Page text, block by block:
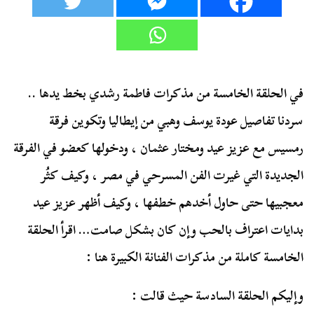
في الحلقة الخامسة من مذكرات فاطمة رشدي بخط يدها ..
سردنا تفاصيل عودة يوسف وهبي من إيطاليا وتكوين فرقة
رمسيس مع عزيز عيد ومختار عثمان ، ودخولها كعضو في الفرقة
الجديدة التي غيرت الفن المسرحي في مصر ، وكيف كثُر
معجبيها حتى حاول أخدهم خطفها ، وكيف أظهر عزيز عيد
بدايات اعتراف بالحب وإن كان بشكل صامت… اقرأ الحلقة
الخامسة كاملة من مذكرات الفنانة الكبيرة هنا :
وإليكم الحلقة السادسة حيث قالت :